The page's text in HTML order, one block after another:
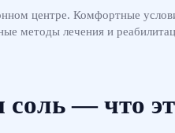
центре. Комфортные
методы лечения и
соль — что